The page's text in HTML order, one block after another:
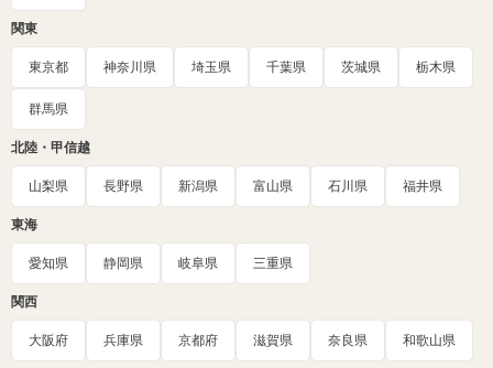
関東
東京都 神奈川県 埼玉県 千葉県 茨城県 栃木県
群馬県
北陸・甲信越
山梨県 長野県 新潟県 富山県 石川県 福井県
東海
愛知県 静岡県 岐阜県 三重県
関西
大阪府 兵庫県 京都府 滋賀県 奈良県 和歌山県